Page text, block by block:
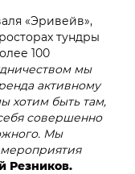
«Эривейв»,
тундры
100
мы
активному
хотим быть там,
совершенно
Мы
Резников.